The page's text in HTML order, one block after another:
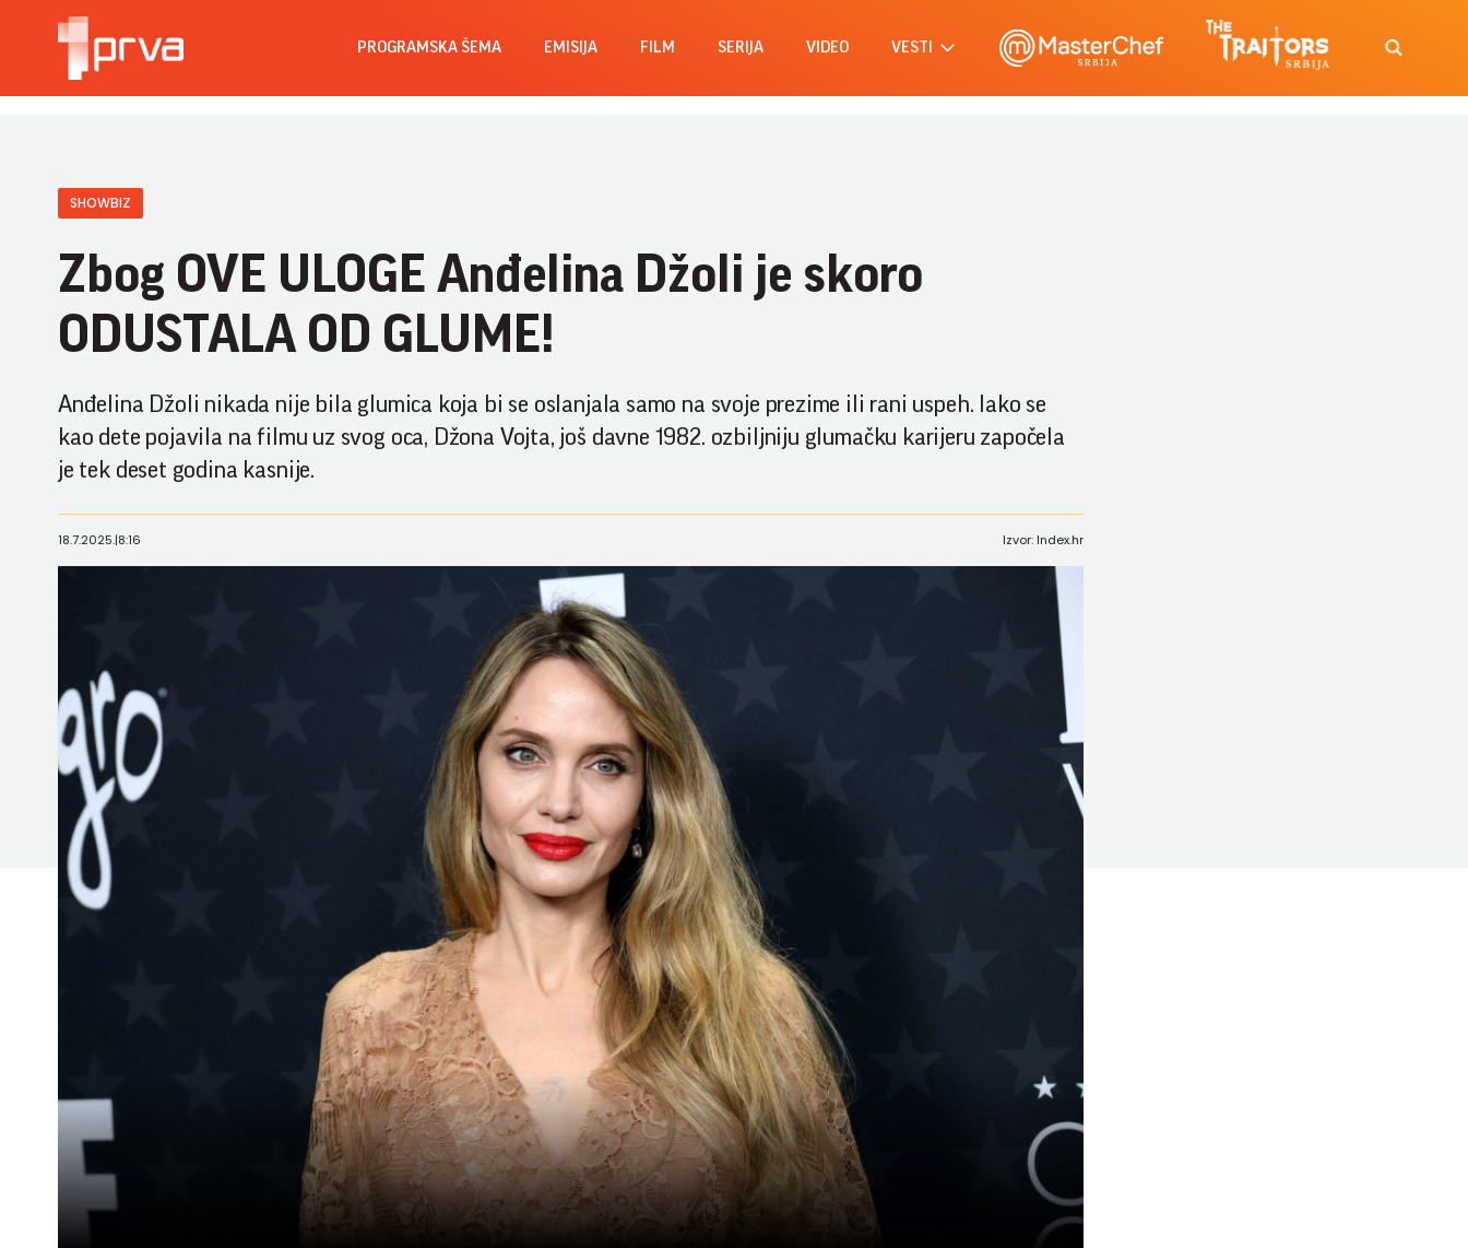
PROGRAMSKA ŠEMA EMISIJA FILM SERIJA VIDEO VESTI
SHOWBIZ
Zbog OVE ULOGE Anđelina Džoli je skoro
ODUSTALA OD GLUME!
Anđelina Džoli nikada nije bila glumica koja bi se oslanjala samo na svoje prezime ili rani uspeh. Iako se
kao dete pojavila na filmu uz svog oca, Džona Vojta, još davne 1982. ozbiljniju glumačku karijeru započela
je tek deset godina kasnije.
18.7.2025.|8:16 Izvor: Index.hr